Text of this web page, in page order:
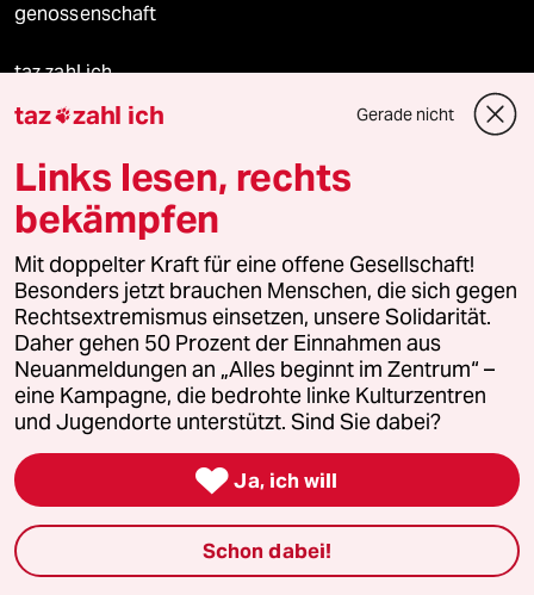
genossenschaft
taz zahl ich
recherchefonds ausland
panterstiftung
panterpreis 2026
Podcast
bundestalk
fernverbindung
klima update°
taz zahl ich Gerade nicht
Links lesen, rechts
bekämpfen
Mit doppelter Kraft für eine offene Gesellschaft!
Besonders jetzt brauchen Menschen, die sich gegen
Rechtsextremismus einsetzen, unsere Solidarität.
Daher gehen 50 Prozent der Einnahmen aus
Neuanmeldungen an „Alles beginnt im Zentrum“ –
eine Kampagne, die bedrohte linke Kulturzentren
und Jugendorte unterstützt. Sind Sie dabei?
 Ja, ich will
Schon dabei!